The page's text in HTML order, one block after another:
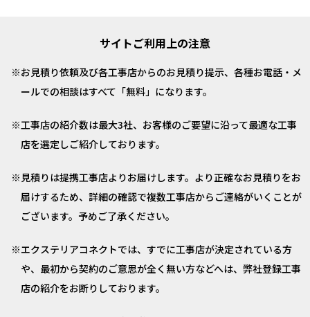
サイトご利用上の注意
お見積り依頼及び各工事店からのお見積り提示、各種お電話・メ
ールでの相談はすべて「無料」になります。
工事店の紹介数は最大3社、お客様のご要望に沿って最適な工事
店を選定しご紹介しております。
見積りは提携工事店よりお届けします。より正確なお見積りをお
届けするため、詳細の確認で複数工事店からご連絡がいくことが
ございます。予めご了承ください。
エクステリアコネクトでは、すでに工事店が決定されている方
や、最初から契約のご意思が全く無い方などへは、弊社登録工事
店の紹介をお断りしております。